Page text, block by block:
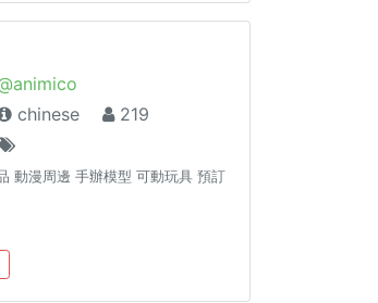
chinese
219
動漫周邊 手辦模型 可動玩具 預訂